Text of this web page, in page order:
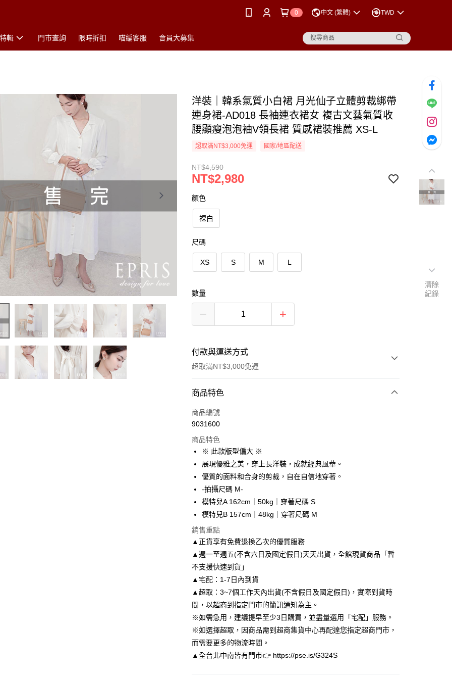
0 中文 (繁體) TWD
輯 門市查詢 限時折扣 喵編客服 會員大募集
洋裝｜韓系氣質小白裙 月光仙子立體剪裁綁帶
連身裙-AD018 長袖連衣裙女 複古文藝氣質收
腰顯瘦泡泡袖V領長裙 質感裙裝推薦 XS-L
超取滿NT$3,000免運 國家/地區配送
NT$4,590
NT$2,980
顏色
裸白
尺碼
XS S M L
數量
付款與運送方式
超取滿NT$3,000免運
付款方式
信用卡一次付款
3 期 0 利率 每期
合作金庫商業銀行
第一商業銀行
華南商業銀行
彰化商業銀行
國泰世華商業銀行
臺灣中小企業銀行
台中商業銀行
匯豐（台灣）商業銀行
華泰商業銀行
聯邦商業銀行
玉山商業銀行
台新國際商業銀行
中國信託商業銀行
台灣樂天信用卡公司
6 期 0 利率 每期 NT$496
合作金庫商業銀行
第一商業銀行
華南商業銀行
上海商業儲蓄銀行
台北富邦商業銀行
臺灣中小企業銀行
台中商業銀行
匯豐（台灣）商業銀行
聯邦商業銀行
元大商業銀行
永豐商業銀行
台新國際商業銀行
台灣樂天信用卡公司
LINE Pay
Apple Pay
街口支付
悠遊付
Google Pay
AFTEE先享後付
相關說明
【關於「AFTEE先享後付」】
AFTEE先享後付是「在收到商品之後才付款」的支付方式。 讓您購物簡單
便利好安心！
１．簡單：不需註冊會員、不需綁卡、不需儲值。
２．便利：只要手機號碼，簡訊認證，即可結帳。
３．安心：先確認商品／服務後，再付款。
【「AFTEE先享後付」結帳流程】
ATM付款
運送方式
付款後全家取貨
商品特色
商品編號
9031600
商品特色
※ 此款版型偏大 ※
展現優雅之美，穿上長洋裝，成就經典風華。
優質的面料和合身的剪裁，自在自信地穿著。
-拍攝尺碼 M-
模特兒A 162cm｜50kg｜穿著尺碼 S
模特兒B 157cm｜48kg｜穿著尺碼 M
銷售重點
▲正貨享有免費退換乙次的優質服務
▲週一至週五(不含六日及國定假日)天天出貨，全館現貨商品「暫
不支援快速到貨」
▲宅配：1-7日內到貨
▲超取：3~7個工作天內出貨(不含假日及國定假日)，實際到貨時
間，以超商到指定門市的簡訊通知為主。
※如需急用，建議提早至少3日購買，並盡量選用「宅配」服務。
※如選擇超取，因商品需到超商集貨中心再配達您指定超商門市，
而需要更多的物流時間。
▲全台北中南皆有門市👉 https://pse.is/G324S
清除
紀錄